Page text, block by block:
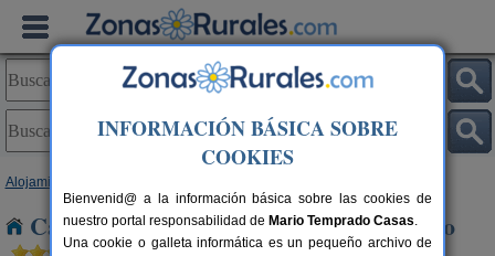
Alojamientos
Casas Rurales cerca de Padilla de Duero
INFORMACIÓN BÁSICA SOBRE
COOKIES
Bienvenid@ a la información básica sobre las cookies de
nuestro portal responsabilidad de Mario Temprado Casas.
Una cookie o galleta informática es un pequeño archivo de